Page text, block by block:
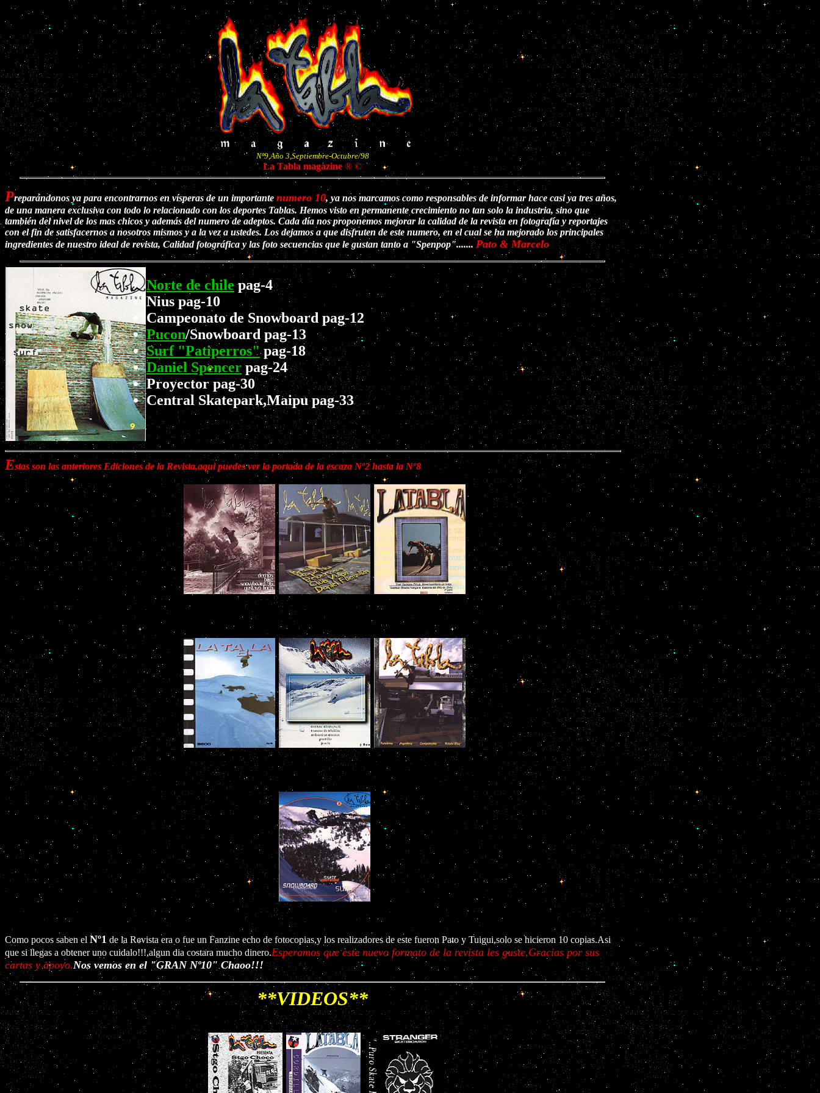
Nº9,Año 3,Septiembre-Octubre/98
La Tabla magazine ® ©
Preparándonos ya para encontrarnos en vísperas de un importante numero 10, ya nos marcamos como responsables de informar hace casi ya tres años,
de una manera exclusiva con todo lo relacionado con los deportes Tablas. Hemos visto en permanente crecimiento no tan solo la industria, sino que
también del nivel de los mas chicos y además del numero de adeptos. Cada día nos proponemos mejorar la calidad de la revista en fotografía y reportajes
con el fin de satisfacernos a nosotros mismos y a la vez a ustedes. Los dejamos a que disfruten de este numero, en el cual se ha mejorado los principales
ingredientes de nuestro ideal de revista, Calidad fotográfica y las foto secuencias que le gustan tanto a "Spenpop"....... Pato & Marcelo
Norte de chilepag-4
Nius pag-10
Campeonato de Snowboard pag-12
Pucon/Snowboard pag-13
Surf "Patiperros"pag-18
Daniel Spencerpag-24
Proyector pag-30
Central Skatepark,Maipu pag-33
Estas son las anteriores Ediciones de la Revista,aqui puedes ver la portada de la escaza Nº2 hasta la Nº8
Como pocos saben el Nº1 de la Revista era o fue un Fanzine echo de fotocopias,y los realizadores de este fueron Pato y Tuigui,solo se hicieron 10 copias.Asi
que si llegas a obtener uno cuidalo!!!,algun dia costara mucho dinero.Esperamos que este nuevo formato de la revista les guste,Gracias por sus
cartas y apoyo.Nos vemos en el "GRAN Nº10" Chaoo!!!
**VIDEOS**